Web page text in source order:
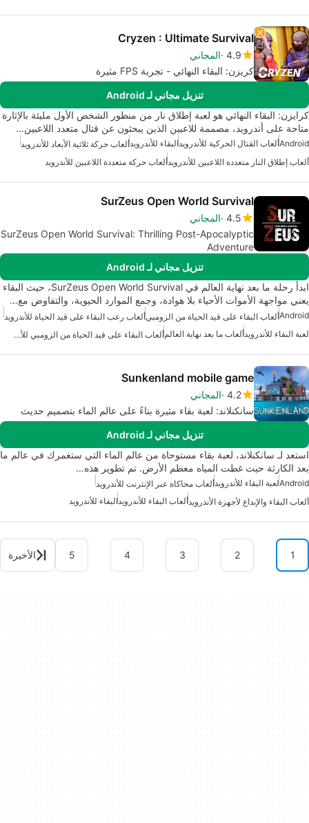
Cryzen : Ultimate Survival
4.9 المجاني
كريزن: البقاء النهائي - تجربة FPS مثيرة
تنزيل مجاني لـ Android
كرايزن: البقاء النهائي هو لعبة إطلاق نار من منظور الشخص الأول مليئة بالإثارة
متاحة على أندرويد، مصممة للاعبين الذين يبحثون عن قتال متعدد اللاعبين…
Androidألعاب القتال الحركية للأندرويد البقاء للأندرويدألعاب حركة ثلاثية الأبعاد للأندرويد
ألعاب إطلاق النار متعددة اللاعبين للأندرويدألعاب حركة متعددة اللاعبين للأندرويد
SurZeus Open World Survival
4.5 المجاني
SurZeus Open World Survival: Thrilling Post-Apocalyptic
Adventure
تنزيل مجاني لـ Android
ابدأ رحلة ما بعد نهاية العالم في SurZeus Open World Survival، حيث البقاء
يعني مواجهة الأموات الأحياء بلا هوادة، وجمع الموارد الحيوية، والتفاوض مع…
Androidألعاب البقاء على قيد الحياة من الزومبيألعاب رعب البقاء على قيد الحياة للأندرويد
لعبة البقاء للأندرويدألعاب ما بعد نهاية العالم ألعاب البقاء على قيد الحياة من الزومبي للأندرويد مجانًا
Sunkenland mobile game
4.2 المجاني
سانكنلاند: لعبة بقاء مثيرة بناءً على عالم الماء بتصميم حديث
تنزيل مجاني لـ Android
استعد لـ سانكنلاند، لعبة بقاء مستوحاة من عالم الماء التي ستغمرك في عالم ما
بعد الكارثة حيث غطت المياه معظم الأرض. تم تطوير هذه…
Androidلعبة البقاء للأندرويدألعاب محاكاة عبر الإنترنت للأندرويد
ألعاب البقاء والإبداع لأجهزة الأندرويدألعاب البقاء للأندرويدالبقاء للأندرويد
1
2
3
4
5 الأخيرة